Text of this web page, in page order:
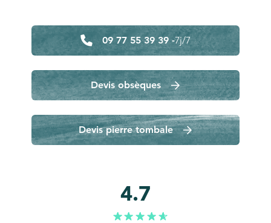
09 77 55 39 39 -7j/7
Devis obsèques
Devis pierre tombale
4.7